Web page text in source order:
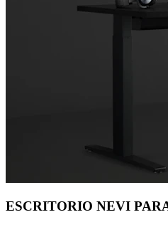
ESCRITORIO NEVI